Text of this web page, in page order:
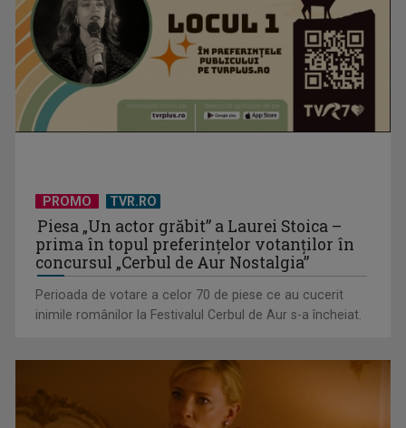
TVR lansează un apel pentru proiecte de emisiuni
PROMO TVR.RO
Piesa „Un actor grăbit” a Laurei Stoica –
prima în topul preferinţelor votanţilor în
concursul „Cerbul de Aur Nostalgia”
Perioada de votare a celor 70 de piese ce au cucerit
inimile românilor la Festivalul Cerbul de Aur s-a încheiat.